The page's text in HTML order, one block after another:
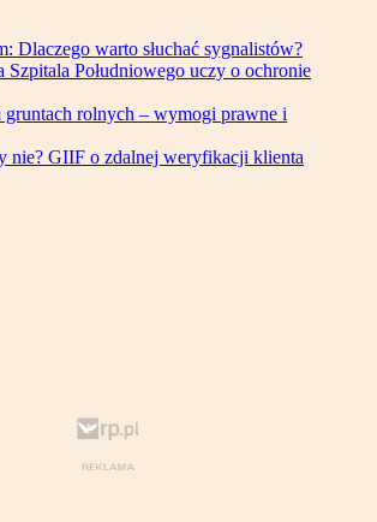
Dlaczego warto słuchać sygnalistów?
Szpitala Południowego uczy o ochronie
gruntach rolnych – wymogi prawne i
nie? GIIF o zdalnej weryfikacji klienta